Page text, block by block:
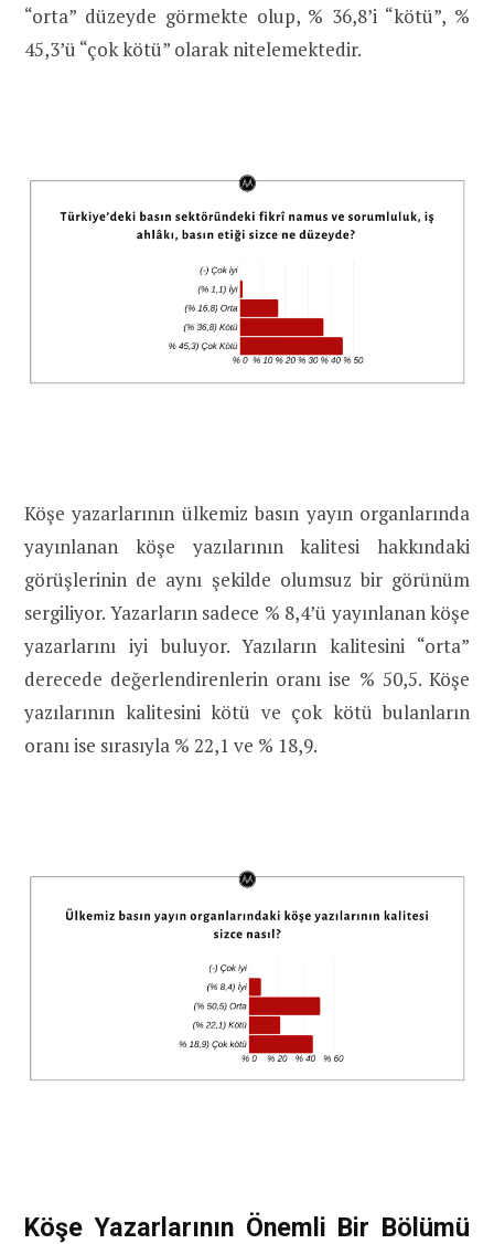
“orta” düzeyde görmekte olup, % 36,8’i “kötü”, %
45,3’ü “çok kötü” olarak nitelemektedir.
Köşe yazarlarının ülkemiz basın yayın organlarında
yayınlanan köşe yazılarının kalitesi hakkındaki
görüşlerinin de aynı şekilde olumsuz bir görünüm
sergiliyor. Yazarların sadece % 8,4’ü yayınlanan köşe
yazarlarını iyi buluyor. Yazıların kalitesini “orta”
derecede değerlendirenlerin oranı ise % 50,5. Köşe
yazılarının kalitesini kötü ve çok kötü bulanların
oranı ise sırasıyla % 22,1 ve % 18,9.
Köşe Yazarlarının Önemli Bir Bölümü